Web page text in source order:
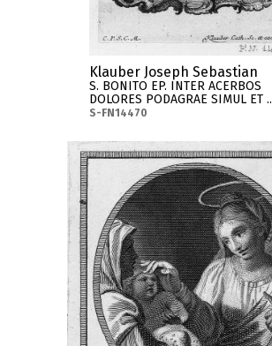
Klauber Joseph Sebastian
S. BONITO EP. INTER ACERBOS
DOLORES PODAGRAE SIMUL ET ..
S-FN14470